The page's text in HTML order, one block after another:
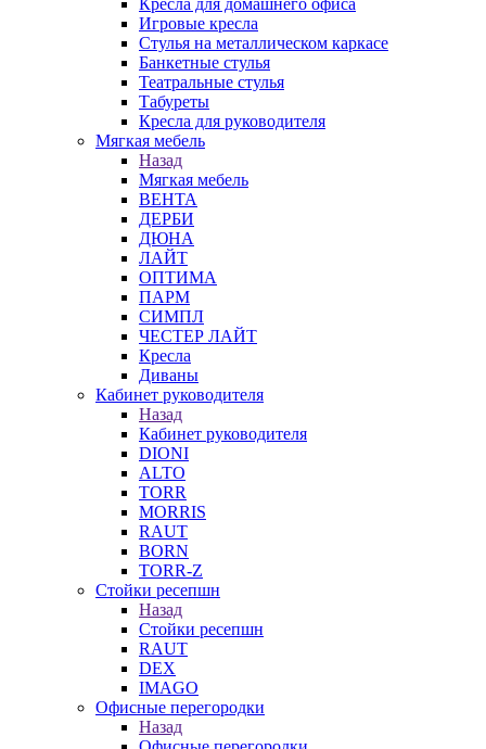
Кресла для домашнего офиса
Игровые кресла
Стулья на металлическом каркасе
Банкетные стулья
Театральные стулья
Табуреты
Кресла для руководителя
Мягкая мебель
Назад
Мягкая мебель
ВЕНТА
ДЕРБИ
ДЮНА
ЛАЙТ
ОПТИМА
ПАРМ
СИМПЛ
ЧЕСТЕР ЛАЙТ
Кресла
Диваны
Кабинет руководителя
Назад
Кабинет руководителя
DIONI
ALTO
TORR
MORRIS
RAUT
BORN
TORR-Z
Стойки ресепшн
Назад
Стойки ресепшн
RAUT
DEX
IMAGO
Офисные перегородки
Назад